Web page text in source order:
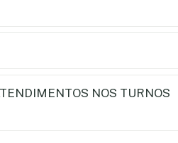
NOS TURNOS